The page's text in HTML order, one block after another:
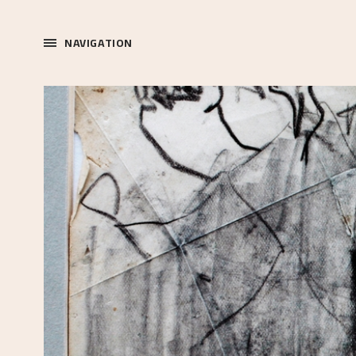
NAVIGATION